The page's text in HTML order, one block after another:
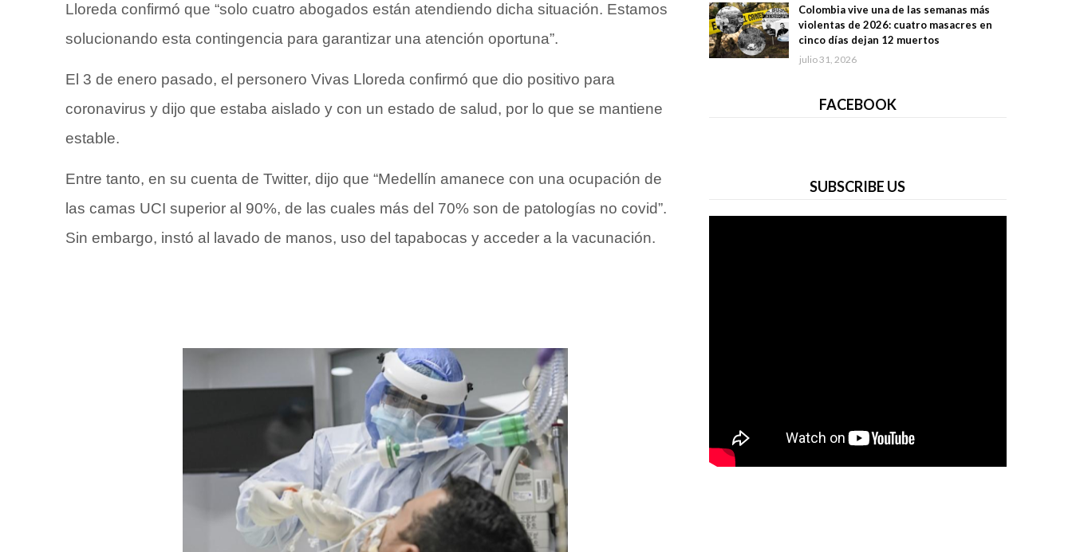
Lloreda confirmó que “solo cuatro abogados están atendiendo dicha situación. Estamos
solucionando esta contingencia para garantizar una atención oportuna”.
El 3 de enero pasado, el personero Vivas Lloreda confirmó que dio positivo para
coronavirus y dijo que estaba aislado y con un estado de salud, por lo que se mantiene
estable.
Entre tanto, en su cuenta de Twitter, dijo que “Medellín amanece con una ocupación de
las camas UCI superior al 90%, de las cuales más del 70% son de patologías no covid”.
Sin embargo, instó al lavado de manos, uso del tapabocas y acceder a la vacunación.
Colombia vive una de las semanas más
violentas de 2026: cuatro masacres en
cinco días dejan 12 muertos
julio 31, 2026
FACEBOOK
SUBSCRIBE US